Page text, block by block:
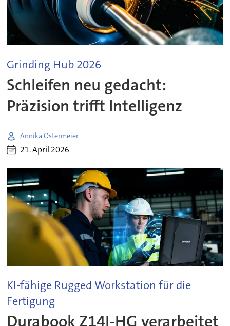
Grinding Hub 2026
Schleifen neu gedacht:
Präzision trifft Intelligenz
Annika Ostermeier
21. April 2026
KI-fähige Rugged Workstation für die
Fertigung
Durabook Z14I-HG verarbeitet